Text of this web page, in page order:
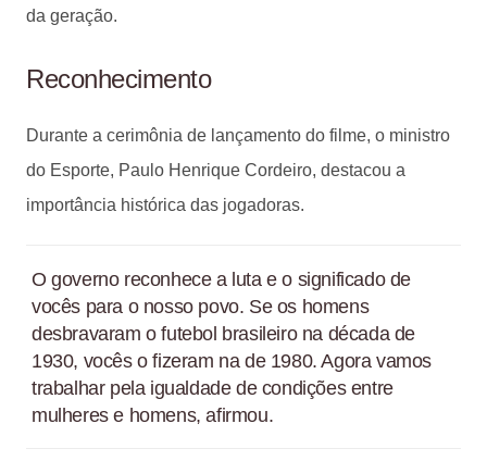
da geração.
Reconhecimento
Durante a cerimônia de lançamento do filme, o ministro
do Esporte, Paulo Henrique Cordeiro, destacou a
importância histórica das jogadoras.
O governo reconhece a luta e o significado de
vocês para o nosso povo. Se os homens
desbravaram o futebol brasileiro na década de
1930, vocês o fizeram na de 1980. Agora vamos
trabalhar pela igualdade de condições entre
mulheres e homens, afirmou.